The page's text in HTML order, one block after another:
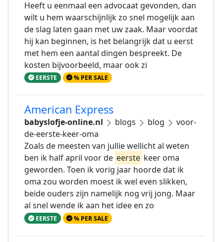
Heeft u eenmaal een advocaat gevonden, dan
wilt u hem waarschijnlijk zo snel mogelijk aan
de slag laten gaan met uw zaak. Maar voordat
hij kan beginnen, is het belangrijk dat u eerst
met hem een aantal dingen bespreekt. De
kosten bijvoorbeeld, maar ook zi
EERSTE % PER SALE
American Express
babyslofje-online.nl blogs blog
voor-
de-eerste-keer-oma
Zoals de meesten van jullie wellicht al weten
ben ik half april voor de eerste keer oma
geworden. Toen ik vorig jaar hoorde dat ik
oma zou worden moest ik wel even slikken,
beide ouders zijn namelijk nog vrij jong. Maar
al snel wende ik aan het idee en zo
EERSTE % PER SALE